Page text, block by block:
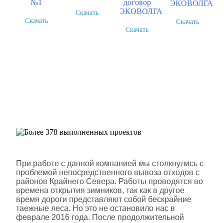
Скачать
Скачать
Скачать
Скачать
При работе с данной компанией мы столкнулись с
проблемой непосредственного вывоза отходов с
районов Крайнего Севера. Работы проводятся во
времена открытия зимников, так как в другое
время дороги представляют собой бескрайние
таежные леса. Но это не остановило нас в
феврале 2016 года. После продолжительной